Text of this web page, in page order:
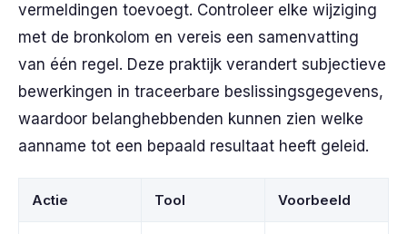
vermeldingen toevoegt. Controleer elke wijziging
met de bronkolom en vereis een samenvatting
van één regel. Deze praktijk verandert subjectieve
bewerkingen in traceerbare beslissingsgegevens,
waardoor belanghebbenden kunnen zien welke
aanname tot een bepaald resultaat heeft geleid.
Actie Tool Voorbeeld